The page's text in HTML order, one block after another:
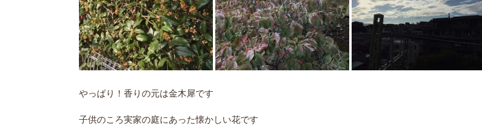
やっぱり！香りの元は金木犀です
子供のころ実家の庭にあった懐かしい花です